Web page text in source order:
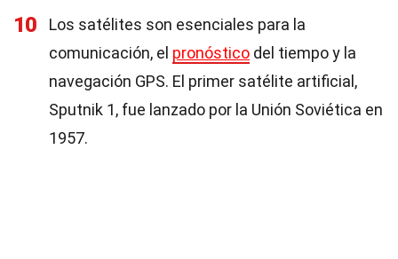
10
Los satélites son esenciales para la
comunicación, el pronóstico del tiempo y la
navegación GPS. El primer satélite artificial,
Sputnik 1, fue lanzado por la Unión Soviética en
1957.